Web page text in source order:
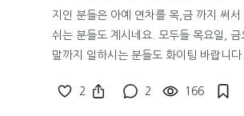
지인 분들은 아예 연차를 목,금 까지 써서
쉬는 분들도 계시네요. 모두들 목요일,
말까지 일하시는 분들도 화이팅 바랍니다.
2 2 166